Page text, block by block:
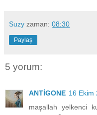
Suzy zaman: 08:30
Paylaş
5 yorum:
ANTİGONE 16 Ekim
maşallah yelkenci